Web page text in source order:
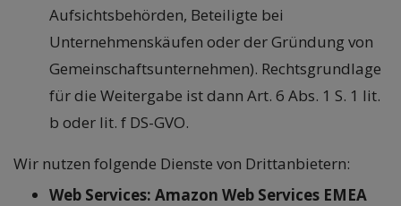
Aufsichtsbehörden, Beteiligte bei
Unternehmenskäufen oder der Gründung von
Gemeinschaftsunternehmen). Rechtsgrundlage
für die Weitergabe ist dann Art. 6 Abs. 1 S. 1 lit.
b oder lit. f DS-GVO.
Wir nutzen folgende Dienste von Drittanbietern:
Web Services: Amazon Web Services EMEA